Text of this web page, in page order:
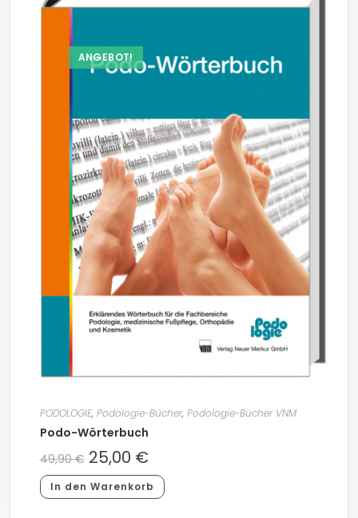
ANGEBOT!
PODOLOGIE, Podologie-Bücher, Podologie-Bücher VNM
Podo-Wörterbuch
49,90€ 25,00 €
In den Warenkorb